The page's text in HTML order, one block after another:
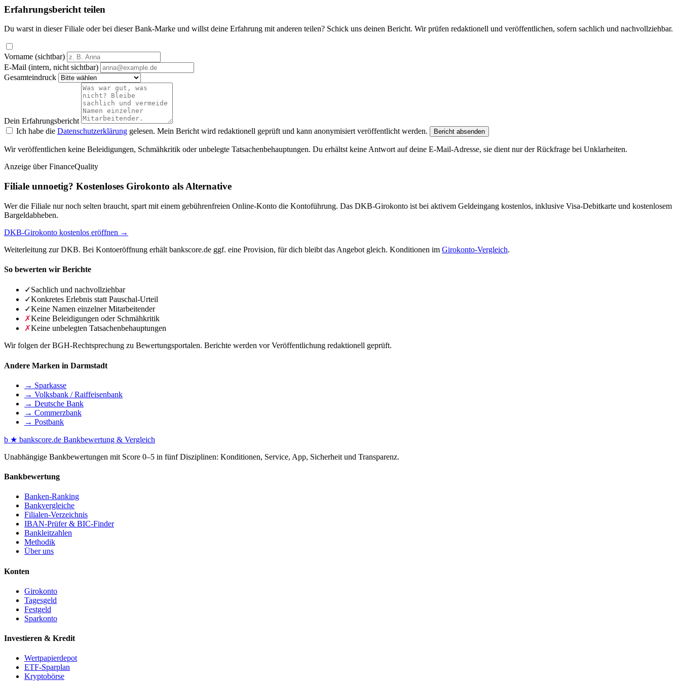
Erfahrungsbericht teilen
Du warst in dieser Filiale oder bei dieser Bank-Marke und willst deine Erfahrung mit anderen teilen? Schick uns deinen Bericht. Wir prüfen redaktionell und veröffentlichen, sofern sachlich und nachvollziehbar.
Vorname (sichtbar)
E-Mail (intern, nicht sichtbar)
Gesamteindruck
Dein Erfahrungsbericht
Ich habe die Datenschutzerklärung gelesen. Mein Bericht wird redaktionell geprüft und kann anonymisiert veröffentlicht werden. Bericht absenden
Wir veröffentlichen keine Beleidigungen, Schmähkritik oder unbelegte Tatsachenbehauptungen. Du erhältst keine Antwort auf deine E-Mail-Adresse, sie dient nur der Rückfrage bei Unklarheiten.
Anzeige über FinanceQuality
Filiale unnoetig? Kostenloses Girokonto als Alternative
Wer die Filiale nur noch selten braucht, spart mit einem gebührenfreien Online-Konto die Kontoführung. Das DKB-Girokonto ist bei aktivem Geldeingang kostenlos, inklusive Visa-Debitkarte und kostenlosem
Bargeldabheben.
DKB-Girokonto kostenlos eröffnen →
Weiterleitung zur DKB. Bei Kontoeröffnung erhält bankscore.de ggf. eine Provision, für dich bleibt das Angebot gleich. Konditionen im Girokonto-Vergleich.
So bewerten wir Berichte
✓Sachlich und nachvollziehbar
✓Konkretes Erlebnis statt Pauschal-Urteil
✓Keine Namen einzelner Mitarbeitender
✗Keine Beleidigungen oder Schmähkritik
✗Keine unbelegten Tatsachenbehauptungen
Wir folgen der BGH-Rechtsprechung zu Bewertungsportalen. Berichte werden vor Veröffentlichung redaktionell geprüft.
Andere Marken in Darmstadt
→ Sparkasse
→ Volksbank / Raiffeisenbank
→ Deutsche Bank
→ Commerzbank
→ Postbank
b ★ bankscore.de Bankbewertung & Vergleich
Unabhängige Bankbewertungen mit Score 0–5 in fünf Disziplinen: Konditionen, Service, App, Sicherheit und Transparenz.
Bankbewertung
Banken-Ranking
Bankvergleiche
Filialen-Verzeichnis
IBAN-Prüfer & BIC-Finder
Bankleitzahlen
Methodik
Über uns
Konten
Girokonto
Tagesgeld
Festgeld
Sparkonto
Investieren & Kredit
Wertpapierdepot
ETF-Sparplan
Kryptobörse